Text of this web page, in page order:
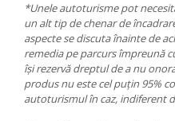
*Unele autoturisme pot
un alt tip de chenar de
aspecte se discuta înainte de
remedia pe parcurs împreună
își rezervă dreptul de a nu
produs nu este cel puțin 95%
autoturismul în caz, indiferent